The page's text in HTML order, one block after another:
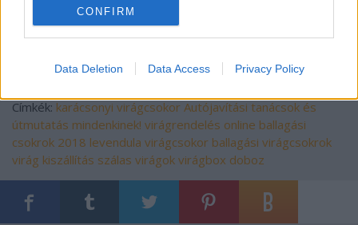
CONFIRM
Data Deletion Data Access Privacy Policy
Címkék: karácsonyi virágcsokor Autójavítási tanácsok és
útmutatás mindenkinek! virágrendelés online ballagási
csokrok 2018 levendula virágcsokor ballagási virágcsokrok
virág kiszállítás szálas virágok virágbox doboz